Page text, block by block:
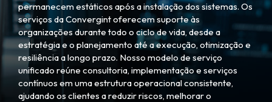
permanecem estáticos após a instalação dos sistemas. Os
serviços da Convergint oferecem suporte às
organizações durante todo o ciclo de vida, desde a
estratégia e o planejamento até a execução, otimização e
resiliência a longo prazo. Nosso modelo de serviço
unificado reúne consultoria, implementação e serviços
contínuos em uma estrutura operacional consistente,
ajudando os clientes a reduzir riscos, melhorar o